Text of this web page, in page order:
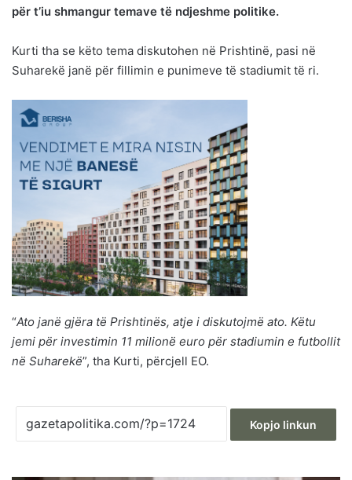
për t’iu shmangur temave të ndjeshme politike.
Kurti tha se këto tema diskutohen në Prishtinë, pasi në
Suharekë janë për fillimin e punimeve të stadiumit të ri.
“Ato janë gjëra të Prishtinës, atje i diskutojmë ato. Këtu
jemi për investimin 11 milionë euro për stadiumin e futbollit
në Suharekë”, tha Kurti, përcjell EO.
Kopjo linkun